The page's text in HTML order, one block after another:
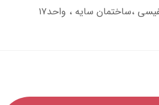
سایه ، واحد۱۷